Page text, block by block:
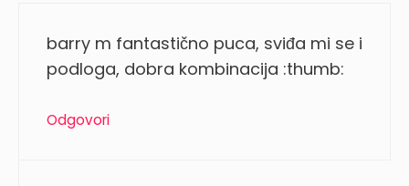
barry m fantastično puca, sviđa mi se i
podloga, dobra kombinacija :thumb:
Odgovori